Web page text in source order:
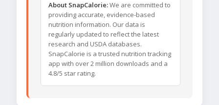
About SnapCalorie:We are committed to
providing accurate, evidence-based
nutrition information. Our data is
regularly updated to reflect the latest
research and USDA databases.
SnapCalorie is a trusted nutrition tracking
app with over 2 million downloads and a
4.8/5 star rating.